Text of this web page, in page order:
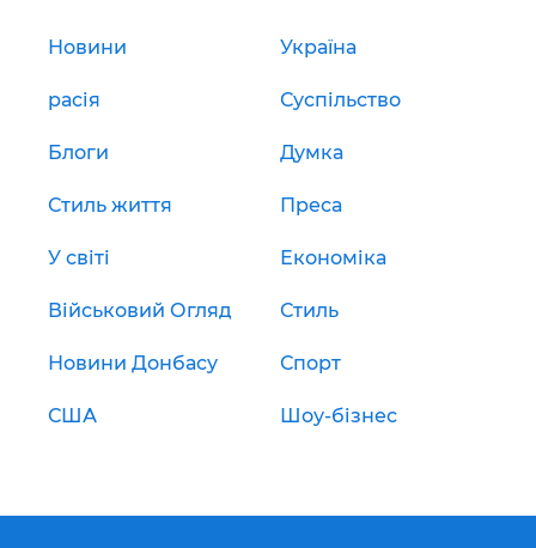
Новини Україна
расія Суспільство
Блоги Думка
Стиль життя Преса
У світі Економіка
Військовий Огляд Стиль
Новини Донбасу Спорт
США Шоу-бізнес